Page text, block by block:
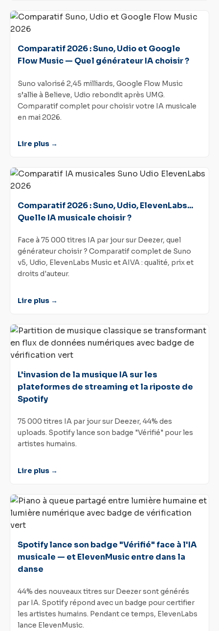
Comparatif 2026 : Suno, Udio et Google
Flow Music — Quel générateur IA choisir ?
Suno valorisé 2,45 milliards, Google Flow Music
s’allie à Believe, Udio rebondit après UMG.
Comparatif complet pour choisir votre IA musicale
en mai 2026.
Lire plus →
Comparatif 2026 : Suno, Udio, ElevenLabs...
Quelle IA musicale choisir ?
Face à 75 000 titres IA par jour sur Deezer, quel
générateur choisir ? Comparatif complet de Suno
v5, Udio, ElevenLabs Music et AIVA : qualité, prix et
droits d'auteur.
Lire plus →
L'invasion de la musique IA sur les
plateformes de streaming et la riposte de
Spotify
75 000 titres IA par jour sur Deezer, 44% des
uploads. Spotify lance son badge "Vérifié" pour les
artistes humains.
Lire plus →
Spotify lance son badge "Vérifié" face à l'IA
musicale — et ElevenMusic entre dans la
danse
44% des nouveaux titres sur Deezer sont générés
par IA. Spotify répond avec un badge pour certifier
les artistes humains. Pendant ce temps, ElevenLabs
lance ElevenMusic.